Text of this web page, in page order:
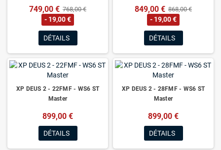
749,00 € 768,00 €
- 19,00 €
DÉTAILS
849,00 € 868,00 €
- 19,00 €
DÉTAILS
XP DEUS 2 - 22FMF - WS6 ST
Master
899,00 €
DÉTAILS
XP DEUS 2 - 28FMF - WS6 ST
Master
899,00 €
DÉTAILS